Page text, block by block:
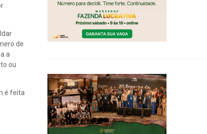
de
a
ou
é feita